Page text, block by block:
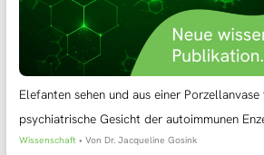
Elefanten sehen und aus einer
psychiatrische Gesicht der autoimmunen
Wissenschaft • VonDr. Jacqueline Gosink